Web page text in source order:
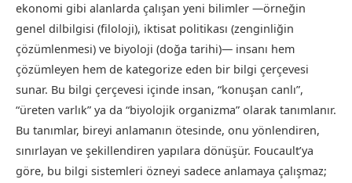
ekonomi gibi alanlarda çalışan yeni bilimler —örneğin
genel dilbilgisi (filoloji), iktisat politikası (zenginliğin
çözümlenmesi) ve biyoloji (doğa tarihi)— insanı hem
çözümleyen hem de kategorize eden bir bilgi çerçevesi
sunar. Bu bilgi çerçevesi içinde insan, “konuşan canlı”,
“üreten varlık” ya da “biyolojik organizma” olarak tanımlanır.
Bu tanımlar, bireyi anlamanın ötesinde, onu yönlendiren,
sınırlayan ve şekillendiren yapılara dönüşür. Foucault’ya
göre, bu bilgi sistemleri özneyi sadece anlamaya çalışmaz;